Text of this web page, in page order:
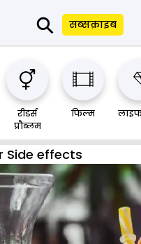
⚲ सब्सक्राइब
रीडर्स
प्रौब्लम
फिल्म
Side effects